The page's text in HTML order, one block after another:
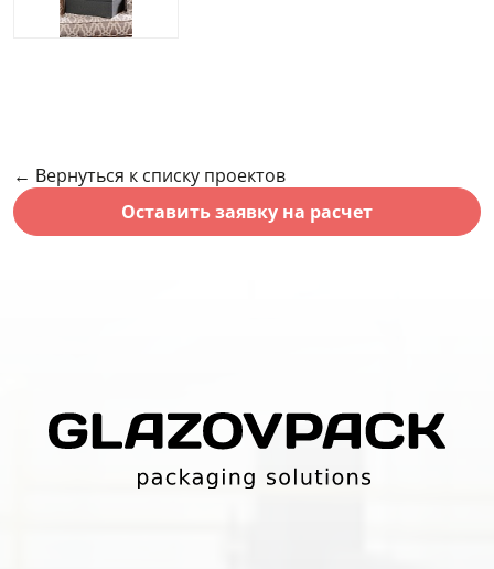
← Вернуться к списку проектов
Оставить заявку на расчет